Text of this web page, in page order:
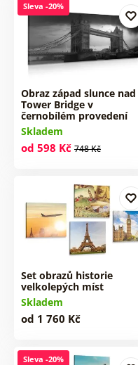
Sleva -20%
Obraz západ slunce nad
Tower Bridge v
černobílém provedení
Skladem
od 598 Kč 748 Kč
Set obrazů historie
velkolepých míst
Skladem
od 1 760 Kč
Sleva -20%